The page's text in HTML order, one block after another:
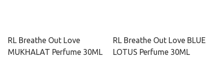
RL Breathe Out Love
MUKHALAT Perfume 30ML
RL Breathe Out Love BLUE
LOTUS Perfume 30ML